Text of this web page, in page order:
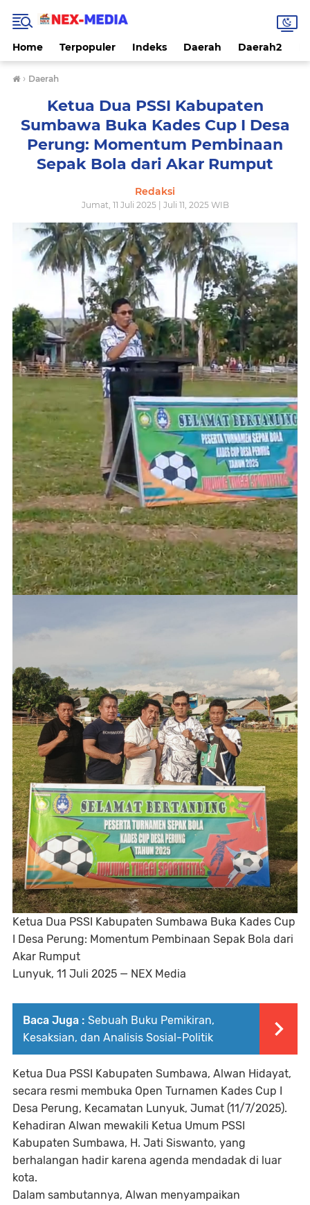
Home Terpopuler Indeks Daerah Daerah2
› Daerah
Ketua Dua PSSI Kabupaten
Sumbawa Buka Kades Cup I Desa
Perung: Momentum Pembinaan
Sepak Bola dari Akar Rumput
Redaksi
Jumat, 11 Juli 2025 | Juli 11, 2025 WIB
Ketua Dua PSSI Kabupaten Sumbawa Buka Kades Cup
I Desa Perung: Momentum Pembinaan Sepak Bola dari
Akar Rumput
Lunyuk, 11 Juli 2025 — NEX Media
Baca Juga : Sebuah Buku Pemikiran,
Kesaksian, dan Analisis Sosial-Politik
Ketua Dua PSSI Kabupaten Sumbawa, Alwan Hidayat,
secara resmi membuka Open Turnamen Kades Cup I
Desa Perung, Kecamatan Lunyuk, Jumat (11/7/2025).
Kehadiran Alwan mewakili Ketua Umum PSSI
Kabupaten Sumbawa, H. Jati Siswanto, yang
berhalangan hadir karena agenda mendadak di luar
kota.
Dalam sambutannya, Alwan menyampaikan